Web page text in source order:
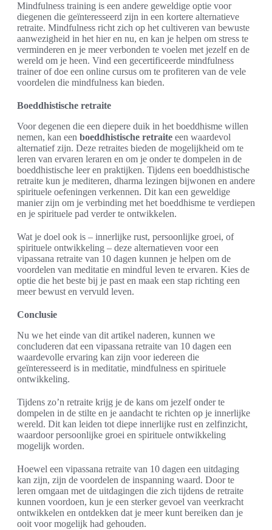
Mindfulness training is een andere geweldige optie voor
diegenen die geïnteresseerd zijn in een kortere alternatieve
retraite. Mindfulness richt zich op het cultiveren van bewuste
aanwezigheid in het hier en nu, en kan je helpen om stress te
verminderen en je meer verbonden te voelen met jezelf en de
wereld om je heen. Vind een gecertificeerde mindfulness
trainer of doe een online cursus om te profiteren van de vele
voordelen die mindfulness kan bieden.
Boeddhistische retraite
Voor degenen die een diepere duik in het boeddhisme willen
nemen, kan een boeddhistische retraite een waardevol
alternatief zijn. Deze retraites bieden de mogelijkheid om te
leren van ervaren leraren en om je onder te dompelen in de
boeddhistische leer en praktijken. Tijdens een boeddhistische
retraite kun je mediteren, dharma lezingen bijwonen en andere
spirituele oefeningen verkennen. Dit kan een geweldige
manier zijn om je verbinding met het boeddhisme te verdiepen
en je spirituele pad verder te ontwikkelen.
Wat je doel ook is – innerlijke rust, persoonlijke groei, of
spirituele ontwikkeling – deze alternatieven voor een
vipassana retraite van 10 dagen kunnen je helpen om de
voordelen van meditatie en mindful leven te ervaren. Kies de
optie die het beste bij je past en maak een stap richting een
meer bewust en vervuld leven.
Conclusie
Nu we het einde van dit artikel naderen, kunnen we
concluderen dat een vipassana retraite van 10 dagen een
waardevolle ervaring kan zijn voor iedereen die
geïnteresseerd is in meditatie, mindfulness en spirituele
ontwikkeling.
Tijdens zo’n retraite krijg je de kans om jezelf onder te
dompelen in de stilte en je aandacht te richten op je innerlijke
wereld. Dit kan leiden tot diepe innerlijke rust en zelfinzicht,
waardoor persoonlijke groei en spirituele ontwikkeling
mogelijk worden.
Hoewel een vipassana retraite van 10 dagen een uitdaging
kan zijn, zijn de voordelen de inspanning waard. Door te
leren omgaan met de uitdagingen die zich tijdens de retraite
kunnen voordoen, kun je een sterker gevoel van veerkracht
ontwikkelen en ontdekken dat je meer kunt bereiken dan je
ooit voor mogelijk had gehouden.